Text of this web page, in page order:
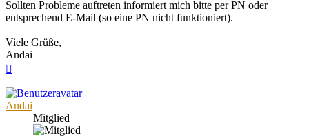
Sollten Probleme auftreten informiert mich bitte per PN oder
entsprechend E-Mail (so eine PN nicht funktioniert).
Viele Grüße,
Andai
Andai
Mitglied